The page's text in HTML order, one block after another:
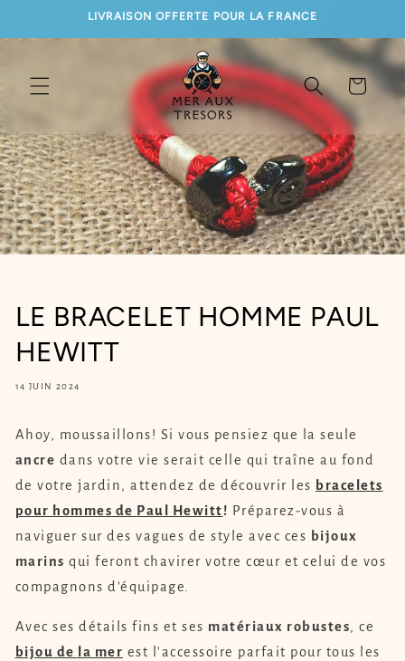
AU
LIVRAISON OFFERTE POUR LA FRANCE
Panier
LE BRACELET HOMME PAUL
HEWITT
14 JUIN 2024
Ahoy, moussaillons! Si vous pensiez que la seule
ancre dans votre vie serait celle qui traîne au fond
de votre jardin, attendez de découvrir les bracelets
pour hommes de Paul Hewitt! Préparez-vous à
naviguer sur des vagues de style avec ces bijoux
marins qui feront chavirer votre cœur et celui de vos
compagnons d'équipage.
Avec ses détails fins et ses matériaux robustes, ce
bijou de la mer est l'accessoire parfait pour tous les